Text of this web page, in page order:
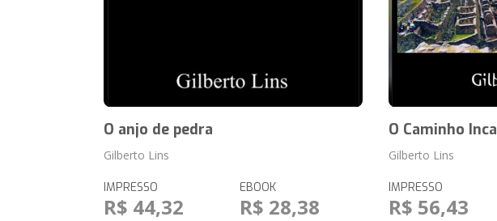
O anjo de pedra
Gilberto Lins
IMPRESSO
R$ 44,32
EBOOK
R$ 28,38
O Caminho Inca
Gilberto Lins
IMPRESSO
R$ 56,43